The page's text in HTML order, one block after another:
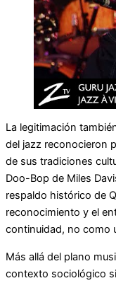
La legitimación
del jazz reconocieron
de sus tradiciones
Doo-Bop de Miles
respaldo histórico de
reconocimiento y el
continuidad, no como
Más allá del plano
contexto sociológico